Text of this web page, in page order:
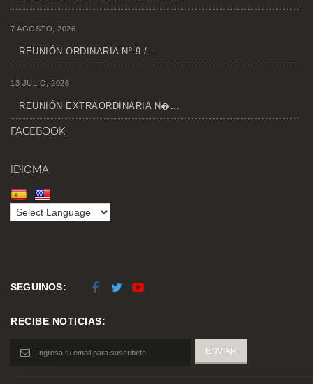
7 AGOSTO, 2026
REUNIÓN ORDINARIA Nº 9 /...
13 JULIO, 2026
REUNIÓN EXTRAORDINARIA N�...
FACEBOOK
IDIOMA
SEGUINOS:
RECIBE NOTICIAS: